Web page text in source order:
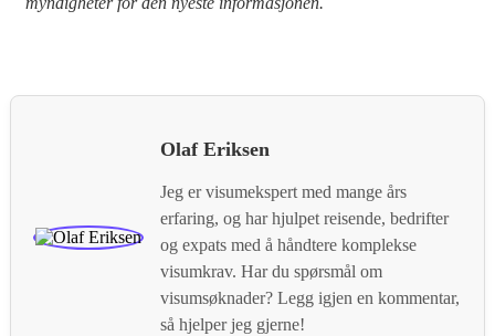
Olaf Eriksen
Jeg er visumekspert med mange års
erfaring, og har hjulpet reisende, bedrifter
og expats med å håndtere komplekse
visumkrav. Har du spørsmål om
visumsøknader? Legg igjen en kommentar,
så hjelper jeg gjerne!